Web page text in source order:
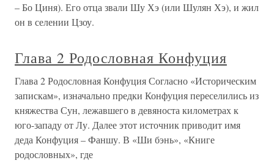
– Бо Циня). Его отца звали Шу Хэ (или Шулян Хэ), и жил
он в селении Цзоу.
Глава 2 Родословная Конфуция
Глава 2 Родословная Конфуция Согласно «Историческим
запискам», изначально предки Конфуция переселились из
княжества Сун, лежавшего в девяноста километрах к
юго-западу от Лу. Далее этот источник приводит имя
деда Конфуция – Фаншу. В «Ши бэнь», «Книге
родословных», где